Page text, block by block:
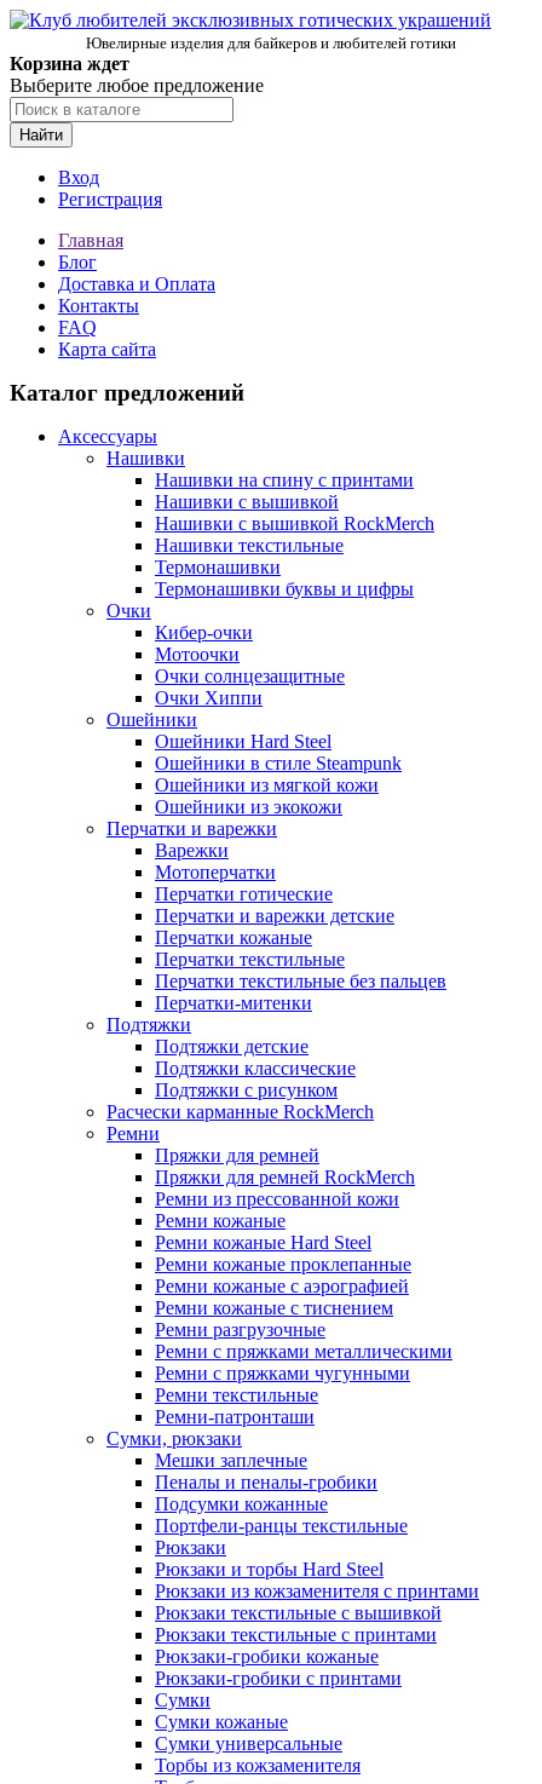
Ювелирные изделия для байкеров и любителей готики
Корзина ждет
Выберите любое предложение
Найти
Вход
Регистрация
Главная
Блог
Доставка и Оплата
Контакты
FAQ
Карта сайта
Каталог предложений
Аксессуары
Нашивки
Нашивки на спину с принтами
Нашивки с вышивкой
Нашивки с вышивкой RockMerch
Нашивки текстильные
Термонашивки
Термонашивки буквы и цифры
Очки
Кибер-очки
Мотоочки
Очки солнцезащитные
Очки Хиппи
Ошейники
Ошейники Hard Steel
Ошейники в стиле Steampunk
Ошейники из мягкой кожи
Ошейники из экокожи
Перчатки и варежки
Варежки
Мотоперчатки
Перчатки готические
Перчатки и варежки детские
Перчатки кожаные
Перчатки текстильные
Перчатки текстильные без пальцев
Перчатки-митенки
Подтяжки
Подтяжки детские
Подтяжки классические
Подтяжки с рисунком
Расчески карманные RockMerch
Ремни
Пряжки для ремней
Пряжки для ремней RockMerch
Ремни из прессованной кожи
Ремни кожаные
Ремни кожаные Hard Steel
Ремни кожаные проклепанные
Ремни кожаные с аэрографией
Ремни кожаные с тиснением
Ремни разгрузочные
Ремни с пряжками металлическими
Ремни с пряжками чугунными
Ремни текстильные
Ремни-патронташи
Сумки, рюкзаки
Мешки заплечные
Пеналы и пеналы-гробики
Подсумки кожанные
Портфели-ранцы текстильные
Рюкзаки
Рюкзаки и торбы Hard Steel
Рюкзаки из кожзаменителя с принтами
Рюкзаки текстильные с вышивкой
Рюкзаки текстильные с принтами
Рюкзаки-гробики кожаные
Рюкзаки-гробики с принтами
Сумки
Сумки кожаные
Сумки универсальные
Торбы из кожзаменителя